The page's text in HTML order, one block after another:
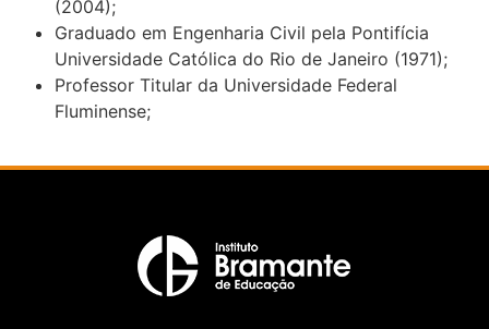
(2004);
Graduado em Engenharia Civil pela Pontifícia
Universidade Católica do Rio de Janeiro (1971);
Professor Titular da Universidade Federal
Fluminense;